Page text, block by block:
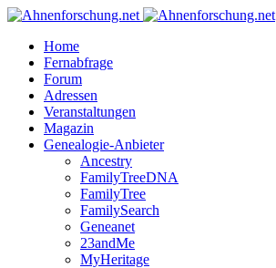
Home
Fernabfrage
Forum
Adressen
Veranstaltungen
Magazin
Genealogie-Anbieter
Ancestry
FamilyTreeDNA
FamilyTree
FamilySearch
Geneanet
23andMe
MyHeritage